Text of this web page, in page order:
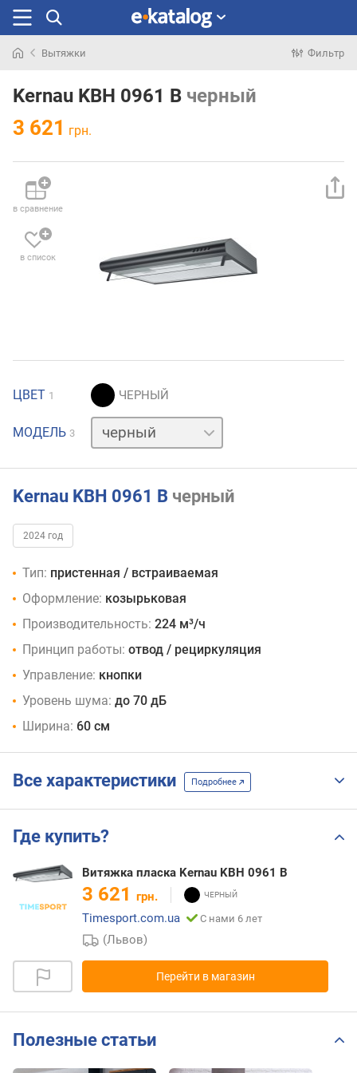
раньше
Вытяжки Фильтр
Kernau KBH 0961 B черный
3 621 грн.
в сравнение
в список
ЦВЕТ 1
МОДЕЛЬ 3
нержавейка
серебристый
Kernau KBH 0961 B черный
2024 год
Тип: пристенная / встраиваемая
Оформление: козырьковая
Производительность: 224 м³/ч
Принцип работы: отвод / рециркуляция
Управление: кнопки
Уровень шума: до 70 дБ
Ширина: 60 см
Все характеристики Подробнее
Где купить?
Витяжка пласка Kernau KBH 0961 B
3 621 грн.
Timesport.com.ua
С нами 6 лет
(Львов)
Перейти в магазин
Полезные статьи